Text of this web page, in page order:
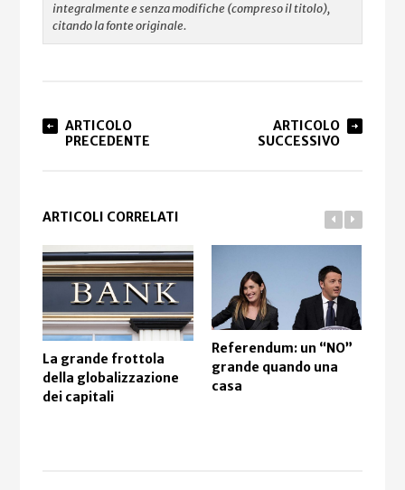
integralmente e senza modifiche (compreso il titolo),
citando la fonte originale.
ARTICOLO
PRECEDENTE
ARTICOLO
SUCCESSIVO
ARTICOLI CORRELATI
La grande frottola
della globalizzazione
dei capitali
Referendum: un “NO”
grande quando una
casa